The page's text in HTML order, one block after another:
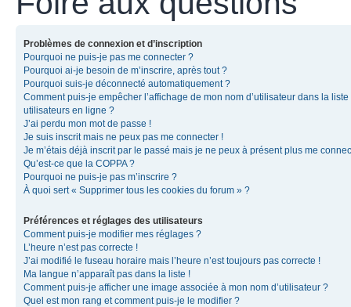
Problèmes de connexion et d’inscription
Pourquoi ne puis-je pas me connecter ?
Pourquoi ai-je besoin de m’inscrire, après tout ?
Pourquoi suis-je déconnecté automatiquement ?
Comment puis-je empêcher l’affichage de mon nom d’utilisateur dans la liste
utilisateurs en ligne ?
J’ai perdu mon mot de passe !
Je suis inscrit mais ne peux pas me connecter !
Je m’étais déjà inscrit par le passé mais je ne peux à présent plus me
Qu’est-ce que la COPPA ?
Pourquoi ne puis-je pas m’inscrire ?
À quoi sert « Supprimer tous les cookies du forum » ?
Préférences et réglages des utilisateurs
Comment puis-je modifier mes réglages ?
L’heure n’est pas correcte !
J’ai modifié le fuseau horaire mais l’heure n’est toujours pas correcte !
Ma langue n’apparaît pas dans la liste !
Comment puis-je afficher une image associée à mon nom d’utilisateur ?
Quel est mon rang et comment puis-je le modifier ?